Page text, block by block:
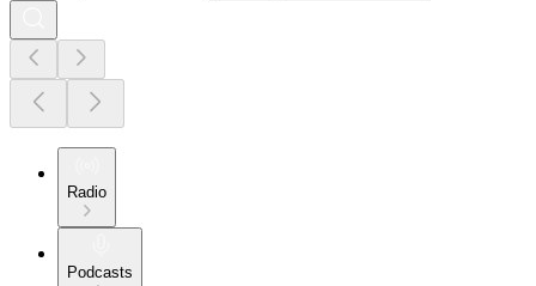
Radio
Podcasts